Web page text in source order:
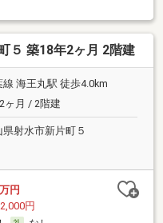
５ 築18年2ヶ月 2階建
線 海王丸駅 徒歩4.0km
ヶ月 / 2階建
県射水市新片町５
万円
円